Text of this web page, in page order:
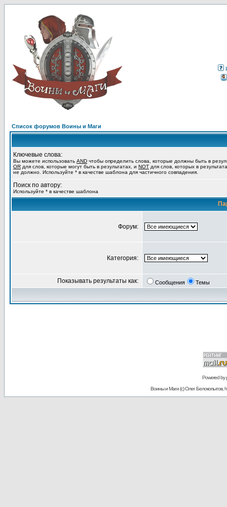
Список форумов Воины и Маги
Ключевые слова:
Вы можете использовать AND чтобы определить слова, которые должны быть в
OR для слов, которые могут быть в результатах, и NOT для слов, которых в
не должно. Используйте * в качестве шаблона для частичного совпадения.
Поиск по автору:
Используйте * в качестве шаблона
Форум:
Категория:
Показывать результаты как: Сообщения Темы
Powered by
Воины и Маги (c) Олег Белокопытов,